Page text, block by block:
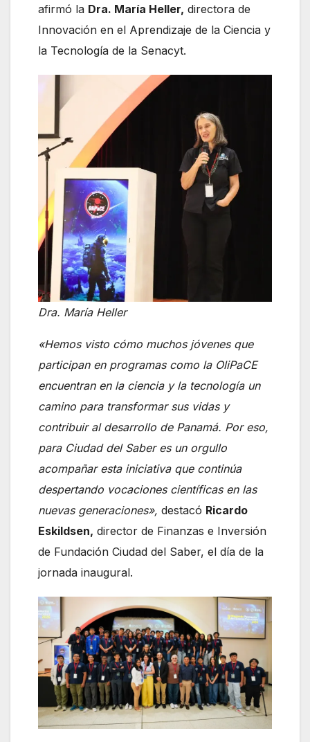
afirmó la Dra. María Heller, directora de
Innovación en el Aprendizaje de la Ciencia y
la Tecnología de la Senacyt.
Dra. María Heller
«Hemos visto cómo muchos jóvenes que
participan en programas como la OliPaCE
encuentran en la ciencia y la tecnología un
camino para transformar sus vidas y
contribuir al desarrollo de Panamá. Por eso,
para Ciudad del Saber es un orgullo
acompañar esta iniciativa que continúa
despertando vocaciones científicas en las
nuevas generaciones», destacó Ricardo
Eskildsen, director de Finanzas e Inversión
de Fundación Ciudad del Saber, el día de la
jornada inaugural.